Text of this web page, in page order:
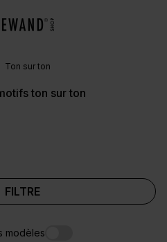
Ton sur ton
ton sur ton
FILTRE
modèles